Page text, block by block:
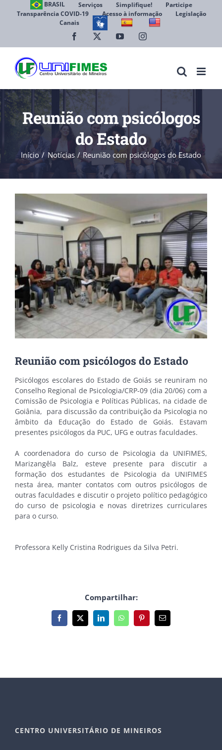
BRASIL Serviços Simplifique!
Participe
Transparência COVID-19
Acesso à informação
Legislação
Canais
Facebook YouTubeInstagram
Reunião com psicólogos
do Estado
Início Notícias Reunião com psicólogos do Estado
Larger
Image
Reunião com psicólogos do Estado
Psicólogos escolares do Estado de Goiás se reuniram no
Conselho Regional de Psicologia/CRP-09 (dia 20/06) com a
Comissão de Psicologia e Políticas Públicas, na cidade de
Goiânia, para discussão da contribuição da Psicologia no
âmbito da Educação do Estado de Goiás. Estavam
presentes psicólogos da PUC, UFG e outras faculdades.
A coordenadora do curso de Psicologia da UNIFIMES,
Marizangêla Balz, esteve presente para discutir a
formação dos estudantes de Psicologia da UNIFIMES
nesta área, manter contatos com outros psicólogos de
outras faculdades e discutir o projeto político pedagógico
do curso de psicologia e novas diretrizes curriculares
para o curso.
Professora Kelly Cristina Rodrigues da Silva Petri.
Compartilhar:
Facebook
X LinkedInWhatsAppPinterest
E-
mail
CENTRO UNIVERSITÁRIO DE MINEIROS